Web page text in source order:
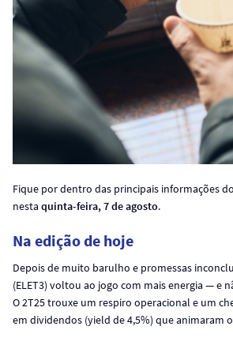
Fique por dentro das principais informações
nesta quinta-feira, 7 de agosto.
Na edição de hoje
Depois de muito barulho e promessas
(ELET3) voltou ao jogo com mais energia — e
O 2T25 trouxe um respiro operacional e um
em dividendos (yield de 4,5%) que animaram